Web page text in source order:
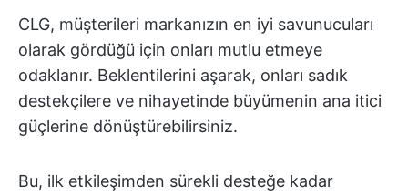
CLG, müşterileri markanızın en iyi savunucuları
olarak gördüğü için onları mutlu etmeye
odaklanır. Beklentilerini aşarak, onları sadık
destekçilere ve nihayetinde büyümenin ana itici
güçlerine dönüştürebilirsiniz.
Bu, ilk etkileşimden sürekli desteğe kadar